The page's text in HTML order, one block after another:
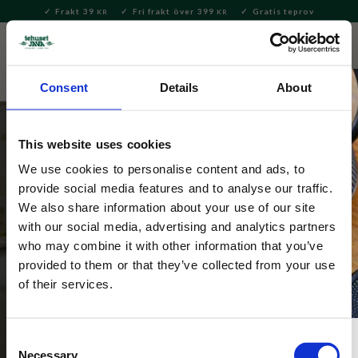
Consent Details About
This website uses cookies
We use cookies to personalise content and ads, to
provide social media features and to analyse our traffic.
We also share information about your use of our site
with our social media, advertising and analytics partners
who may combine it with other information that you’ve
provided to them or that they’ve collected from your use
of their services.
Necessary
Meny
Frakt 39 KR Fri frakt över 399 KR Gratis teprov
Wrendale muggar